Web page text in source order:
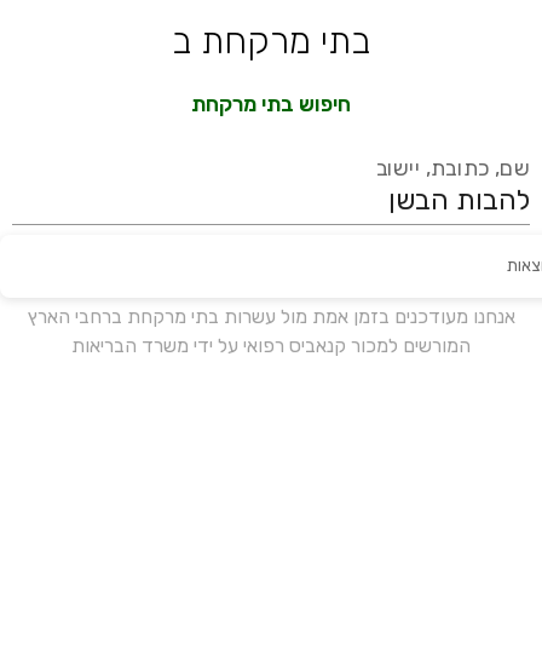
בתי מרקחת ב
חיפוש בתי מרקחת
שם, כתובת, יישוב
אנחנו מעודכנים בזמן אמת מול עשרות בתי מרקחת ברחבי הארץ
המורשים למכור קנאביס רפואי על ידי משרד הבריאות